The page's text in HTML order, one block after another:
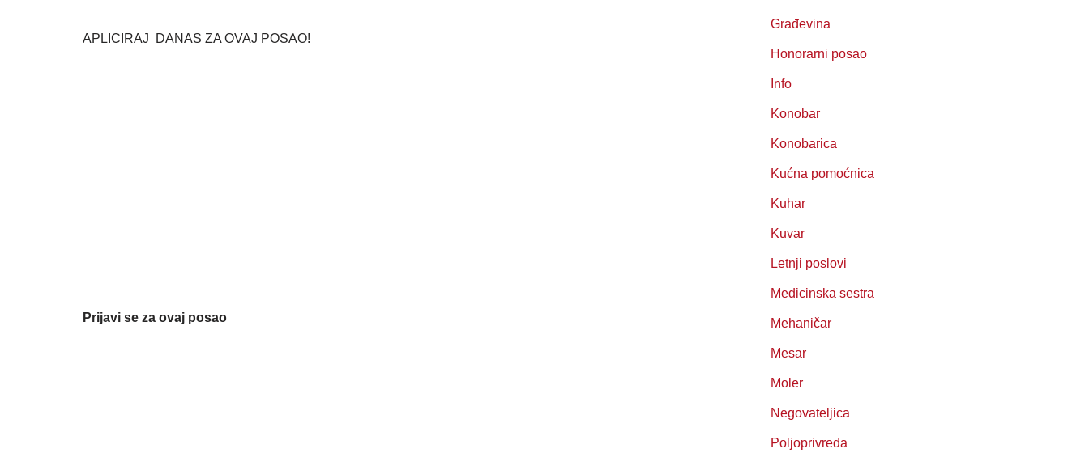
APLICIRAJ DANAS ZA OVAJ POSAO!
Prijavi se za ovaj posao
Građevina
Honorarni posao
Info
Konobar
Konobarica
Kućna pomoćnica
Kuhar
Kuvar
Letnji poslovi
Medicinska sestra
Mehaničar
Mesar
Moler
Negovateljica
Poljoprivreda